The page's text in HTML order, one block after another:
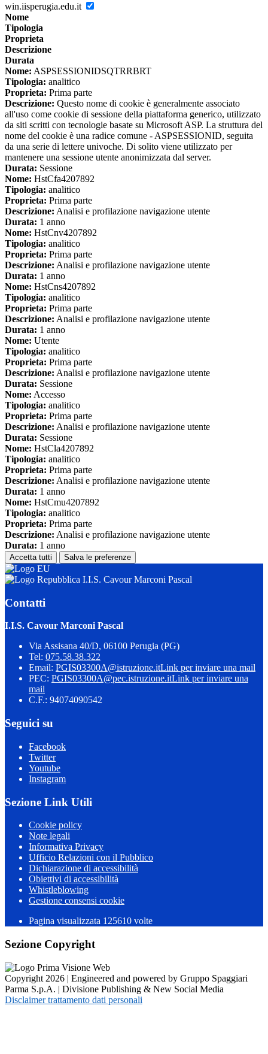
win.iisperugia.edu.it
Nome
Tipologia
Proprieta
Descrizione
Durata
Nome: ASPSESSIONIDSQTRRBRT
Tipologia: analitico
Proprieta: Prima parte
Descrizione: Questo nome di cookie è generalmente associato
all'uso come cookie di sessione della piattaforma generico, utilizzato
da siti scritti con tecnologie basate su Microsoft ASP. La struttura del
nome del cookie è una radice comune - ASPSESSIONID, seguita
da una serie di lettere univoche. Di solito viene utilizzato per
mantenere una sessione utente anonimizzata dal server.
Durata: Sessione
Nome: HstCfa4207892
Tipologia: analitico
Proprieta: Prima parte
Descrizione: Analisi e profilazione navigazione utente
Durata: 1 anno
Nome: HstCnv4207892
Tipologia: analitico
Proprieta: Prima parte
Descrizione: Analisi e profilazione navigazione utente
Durata: 1 anno
Nome: HstCns4207892
Tipologia: analitico
Proprieta: Prima parte
Descrizione: Analisi e profilazione navigazione utente
Durata: 1 anno
Nome: Utente
Tipologia: analitico
Proprieta: Prima parte
Descrizione: Analisi e profilazione navigazione utente
Durata: Sessione
Nome: Accesso
Tipologia: analitico
Proprieta: Prima parte
Descrizione: Analisi e profilazione navigazione utente
Durata: Sessione
Nome: HstCla4207892
Tipologia: analitico
Proprieta: Prima parte
Descrizione: Analisi e profilazione navigazione utente
Durata: 1 anno
Nome: HstCmu4207892
Tipologia: analitico
Proprieta: Prima parte
Descrizione: Analisi e profilazione navigazione utente
Durata: 1 anno
Accetta tutti Salva le preferenze
I.I.S. Cavour Marconi Pascal
Contatti
I.I.S. Cavour Marconi Pascal
Via Assisana 40/D, 06100 Perugia (PG)
Tel: 075.58.38.322
Email: PGIS03300A@istruzione.itLink per inviare una mail
PEC: PGIS03300A@pec.istruzione.itLink per inviare una
mail
C.F.: 94074090542
Seguici su
Facebook
Twitter
Youtube
Instagram
Sezione Link Utili
Cookie policy
Note legali
Informativa Privacy
Ufficio Relazioni con il Pubblico
Dichiarazione di accessibilità
Obiettivi di accessibilità
Whistleblowing
Gestione consensi cookie
Pagina visualizzata 125610 volte
Sezione Copyright
Copyright 2026 | Engineered and powered by Gruppo Spaggiari
Parma S.p.A. | Divisione Publishing & New Social Media
Disclaimer trattamento dati personali